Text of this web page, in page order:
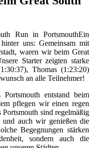
Run in PortsmouthEin
uns: Gemeinsam mit
waren wir beim Great
Starter zeigten starke
Thomas (1:23:20)
an alle Teilnehmer!
entstand beim
pflegen wir einen regen
sind regelmäßig
und auch wir genießen die
Begegnungen stärken
sondern auch die